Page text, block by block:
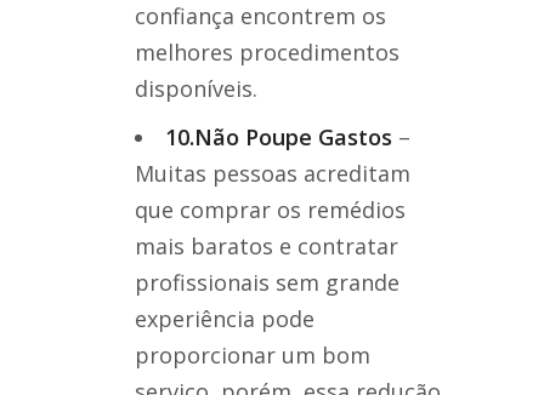
confiança encontrem os
melhores procedimentos
disponíveis.
10.Não Poupe Gastos –
Muitas pessoas acreditam
que comprar os remédios
mais baratos e contratar
profissionais sem grande
experiência pode
proporcionar um bom